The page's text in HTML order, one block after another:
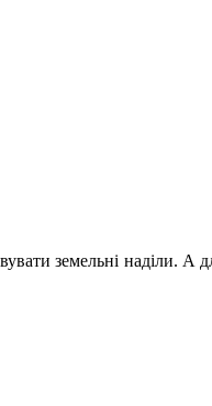
земельні наділи. А